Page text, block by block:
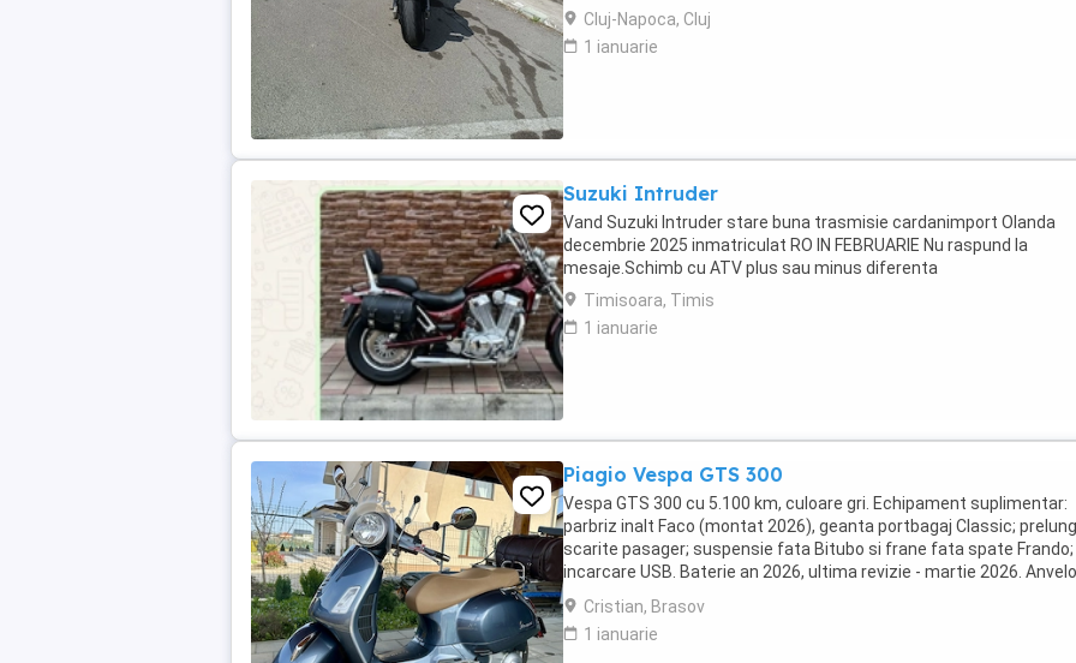
Cluj-Napoca, Cluj
1 ianuarie
Suzuki Intruder
Vand Suzuki Intruder stare buna trasmisie cardanimport Olanda
decembrie 2025 inmatriculat RO IN FEBRUARIE Nu raspund la
mesaje.Schimb cu ATV plus sau minus diferenta
Timisoara, Timis
1 ianuarie
Piagio Vespa GTS 300
Vespa GTS 300 cu 5.100 km, culoare gri. Echipament suplimentar:
parbriz inalt Faco (montat 2026), geanta portbagaj Classic;
scarite pasager; suspensie fata Bitubo si frane fata spate Frando;
incarcare USB. Baterie an 2026, ultima revizie - martie 2026.
2024. Itp valabil pana in ...
Cristian, Brasov
1 ianuarie